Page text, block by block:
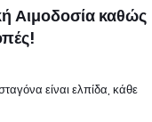
Αιμοδοσία καθώς
είναι ελπίδα, κάθε